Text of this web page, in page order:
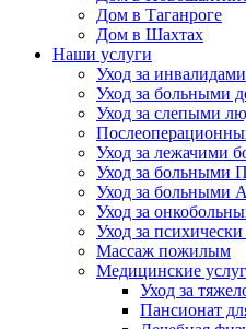
Дом в Таганроге
Дом в Шахтах
Наши услуги
Уход за инвалидами
Уход за больными
Уход за слепыми
Уход за лежачими
Уход за больными
Уход за больными
Уход за
Уход за
Массаж пожилым
Медицинские
Уход за
Пансионат